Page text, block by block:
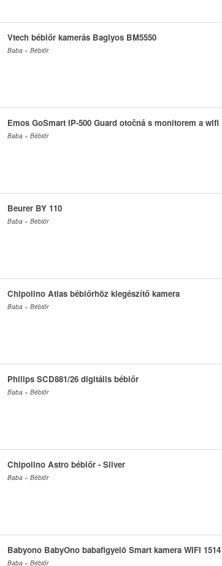
Vtech bébiőr kamerás Baglyos BM5550
Baba » Bébiőr
Emos GoSmart IP-500 Guard otočná s monitorem a wifi
Baba » Bébiőr
Beurer BY 110
Baba » Bébiőr
Chipolino Atlas bébiőrhöz kiegészítő kamera
Baba » Bébiőr
Philips SCD881/26 digitális bébiőr
Baba » Bébiőr
Chipolino Astro bébiőr - Silver
Baba » Bébiőr
Babyono BabyOno babafigyelõ Smart kamera WIFI 1514
Baba » Bébiőr